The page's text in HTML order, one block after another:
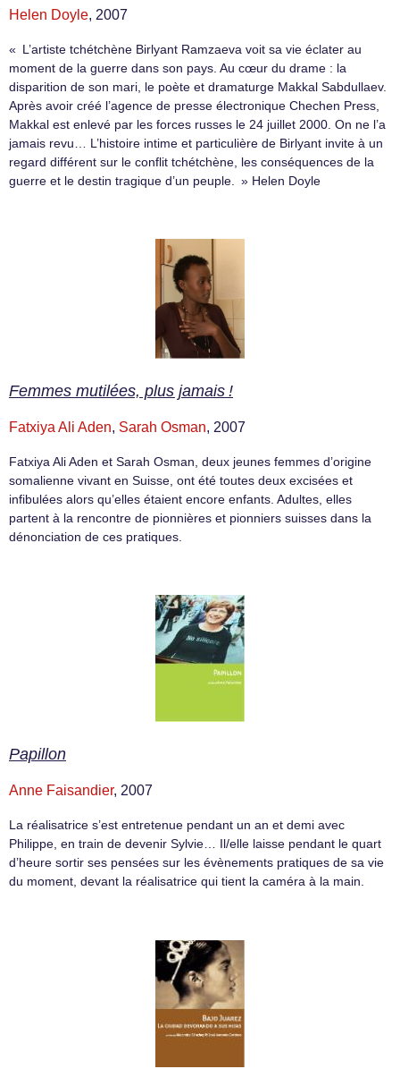
Helen Doyle, 2007
« L’artiste tchétchène Birlyant Ramzaeva voit sa vie éclater au
moment de la guerre dans son pays. Au cœur du drame : la
disparition de son mari, le poète et dramaturge Makkal Sabdullaev.
Après avoir créé l’agence de presse électronique Chechen Press,
Makkal est enlevé par les forces russes le 24 juillet 2000. On ne l’a
jamais revu… L’histoire intime et particulière de Birlyant invite à un
regard différent sur le conflit tchétchène, les conséquences de la
guerre et le destin tragique d’un peuple. » Helen Doyle
Femmes mutilées, plus jamais !
Fatxiya Ali Aden, Sarah Osman, 2007
Fatxiya Ali Aden et Sarah Osman, deux jeunes femmes d’origine
somalienne vivant en Suisse, ont été toutes deux excisées et
infibulées alors qu’elles étaient encore enfants. Adultes, elles
partent à la rencontre de pionnières et pionniers suisses dans la
dénonciation de ces pratiques.
Papillon
Anne Faisandier, 2007
La réalisatrice s’est entretenue pendant un an et demi avec
Philippe, en train de devenir Sylvie… Il/elle laisse pendant le quart
d’heure sortir ses pensées sur les évènements pratiques de sa vie
du moment, devant la réalisatrice qui tient la caméra à la main.